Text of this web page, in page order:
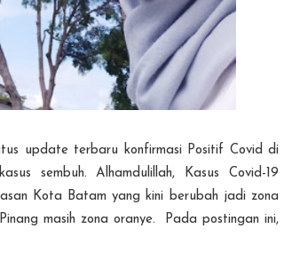
update terbaru konfirmasi Positif Covid di
sembuh. Alhamdulillah, Kasus Covid-19
Kota Batam yang kini berubah jadi zona
masih zona oranye. Pada postingan ini,